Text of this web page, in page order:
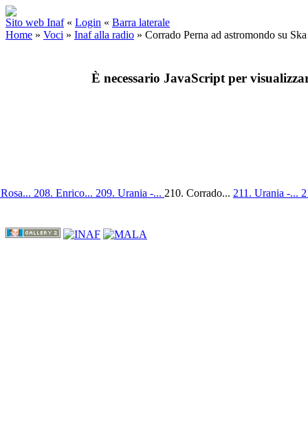
Sito web Inaf « Login « Barra laterale
Home » Voci » Inaf alla radio » Corrado Perna ad astromondo su
È necessario JavaScript per
208. Enrico... 209. Urania -... 210. Corrado... 211. Urania -...